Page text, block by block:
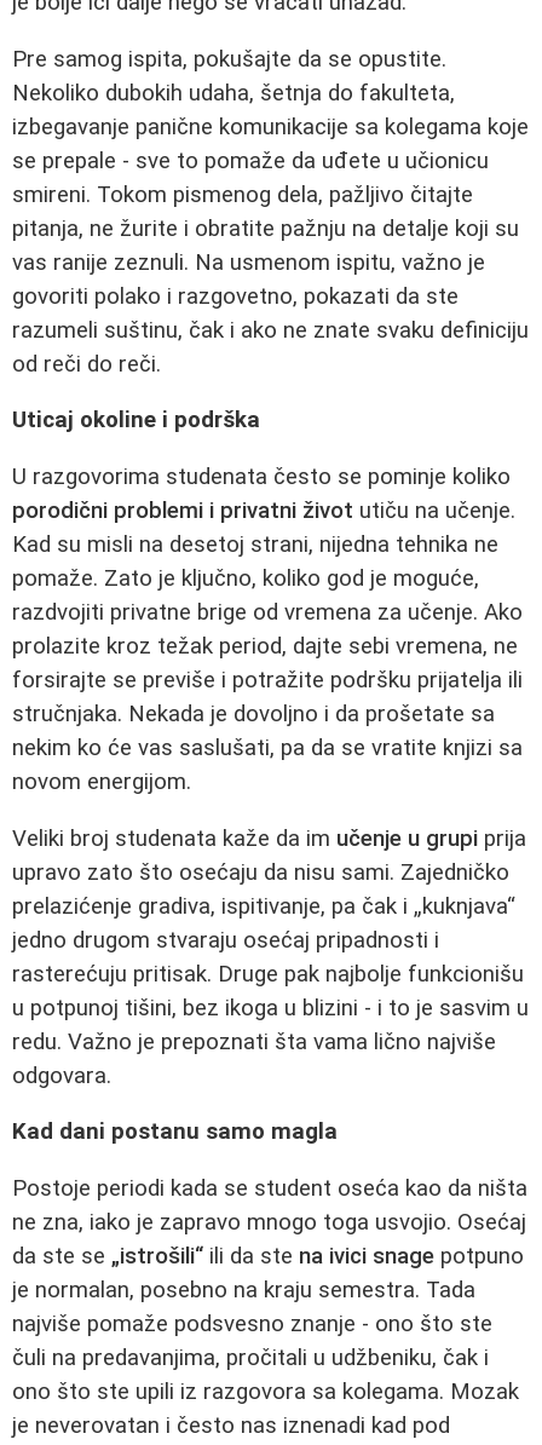
Pre samog ispita, pokušajte da se opustite.
Nekoliko dubokih udaha, šetnja do fakulteta,
izbegavanje panične komunikacije sa kolegama koje
se prepale - sve to pomaže da uđete u učionicu
smireni. Tokom pismenog dela, pažljivo čitajte
pitanja, ne žurite i obratite pažnju na detalje koji su
vas ranije zeznuli. Na usmenom ispitu, važno je
govoriti polako i razgovetno, pokazati da ste
razumeli suštinu, čak i ako ne znate svaku definiciju
od reči do reči.
Uticaj okoline i podrška
U razgovorima studenata često se pominje koliko
porodični problemi i privatni život utiču na učenje.
Kad su misli na desetoj strani, nijedna tehnika ne
pomaže. Zato je ključno, koliko god je moguće,
razdvojiti privatne brige od vremena za učenje. Ako
prolazite kroz težak period, dajte sebi vremena, ne
forsirajte se previše i potražite podršku prijatelja ili
stručnjaka. Nekada je dovoljno i da prošetate sa
nekim ko će vas saslušati, pa da se vratite knjizi sa
novom energijom.
Veliki broj studenata kaže da im učenje u grupi prija
upravo zato što osećaju da nisu sami. Zajedničko
prelazićenje gradiva, ispitivanje, pa čak i „kuknjava“
jedno drugom stvaraju osećaj pripadnosti i
rasterećuju pritisak. Druge pak najbolje funkcionišu
u potpunoj tišini, bez ikoga u blizini - i to je sasvim u
redu. Važno je prepoznati šta vama lično najviše
odgovara.
Kad dani postanu samo magla
Postoje periodi kada se student oseća kao da ništa
ne zna, iako je zapravo mnogo toga usvojio. Osećaj
da ste se „istrošili“ ili da ste na ivici snage potpuno
je normalan, posebno na kraju semestra. Tada
najviše pomaže podsvesno znanje - ono što ste
čuli na predavanjima, pročitali u udžbeniku, čak i
ono što ste upili iz razgovora sa kolegama. Mozak
je neverovatan i često nas iznenadi kad pod